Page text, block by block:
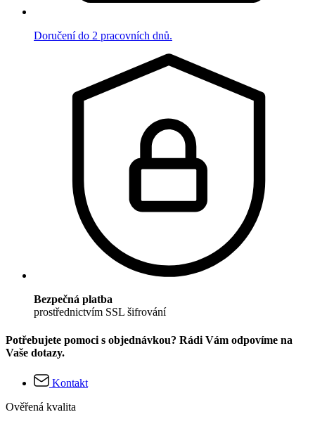
Doručení do 2 pracovních dnů.
Bezpečná platba
prostřednictvím SSL šifrování
Potřebujete pomoci s objednávkou? Rádi Vám odpovíme na
Vaše dotazy.
Kontakt
Ověřená kvalita